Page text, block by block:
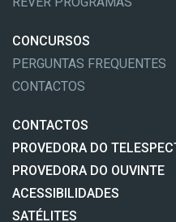
CONCURSOS
PERGUNTAS FREQUENTES
CONTACTOS
CONTACTOS
PROVEDORA DO
PROVEDORA DO OUVINTE
ACESSIBILIDADES
SATÉLITES